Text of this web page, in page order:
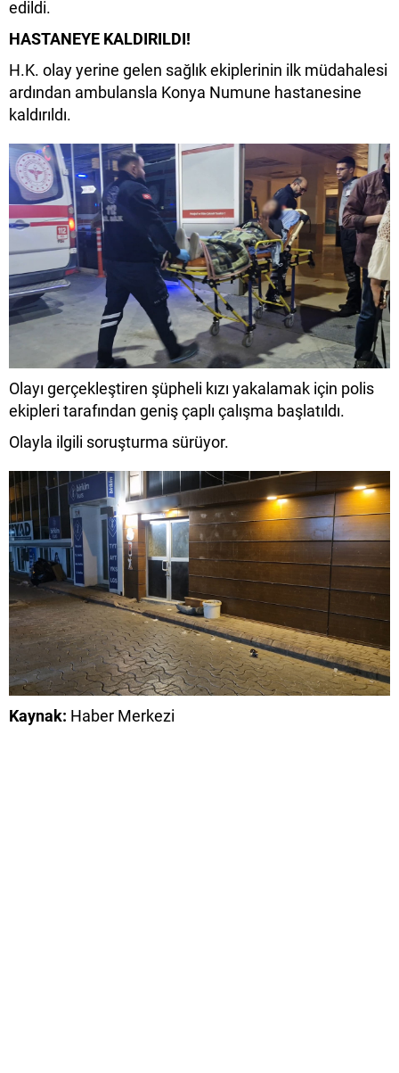
edildi.
HASTANEYE KALDIRILDI!
H.K. olay yerine gelen sağlık ekiplerinin ilk müdahalesi
ardından ambulansla Konya Numune hastanesine
kaldırıldı.
Olayı gerçekleştiren şüpheli kızı yakalamak için polis
ekipleri tarafından geniş çaplı çalışma başlatıldı.
Olayla ilgili soruşturma sürüyor.
Kaynak: Haber Merkezi